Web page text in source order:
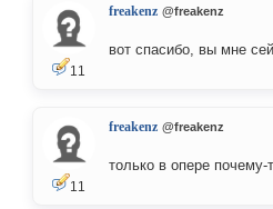
11
freakenz @freakenz
вот спасибо, вы мне
11
freakenz @freakenz
только в опере